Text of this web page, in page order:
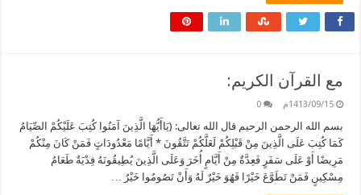
مع القرآن الكريم:
1413/09/15م 0
بسم الله الرحمن الرحيم قال الله تعالى: (يَاأَيُّهَا الَّذِينَ آمَنُوا كُتِبَ عَلَيْكُمْ الصِّيَامُ
كَمَا كُتِبَ عَلَى الَّذِينَ مِنْ قَبْلِكُمْ لَعَلَّكُمْ تَتَّقُونَ * أَيَّامًا مَعْدُودَاتٍ فَمَنْ كَانَ مِنْكُمْ
مَرِيضًا أَوْ عَلَى سَفَرٍ فَعِدَّةٌ مِنْ أَيَّامٍ أُخَرَ وَعَلَى الَّذِينَ يُطِيقُونَهُ فِدْيَةٌ طَعَامُ
مِسْكِينٍ فَمَنْ تَطَوَّعَ خَيْرًا فَهُوَ خَيْرٌ لَهُ وَأَنْ تَصُومُوا خَيْرٌ …